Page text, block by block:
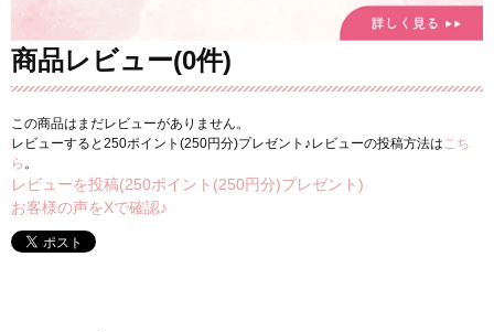
商品レビュー(0件)
この商品はまだレビューがありません。
レビューすると250ポイント(250円分)プレゼント♪レビューの投稿方法は こち
ら 。
レビューを投稿(250ポイント(250円分)プレゼント)
お客様の声をXで確認♪